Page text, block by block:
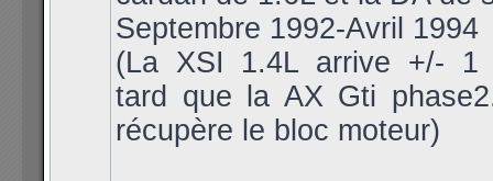
Septembre 1992-Avril 1994
(La XSI 1.4L arrive +/- 1
tard que la AX Gti
récupère le bloc moteur)